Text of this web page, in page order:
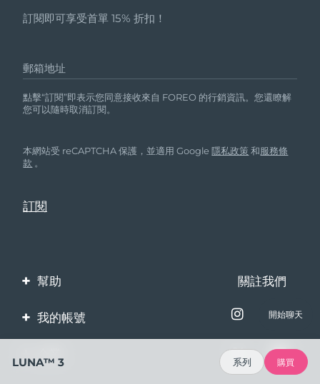
訂閱即可享受首單 15% 折扣！
郵箱地址
點擊“訂閱”即表示您同意接收來自 FOREO 的行銷資訊。您還瞭解
您可以隨時取消訂閱。
本網站受 reCAPTCHA 保護，並適用 Google隱私政策 和服務條
款 。
幫助
聯繫我們
訂單與運輸
保修與退換貨
關註我們
我的帳號 開始聊天
LUNA™ 3 系列 購買